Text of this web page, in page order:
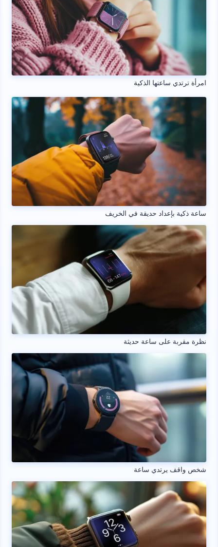
امرأة ترتدي ساعتها الذكية
ساعة ذكية بإعداد حديقة في الخريف
نظرة مقربة على ساعة حديثة
شخص واقف يرتدي ساعة